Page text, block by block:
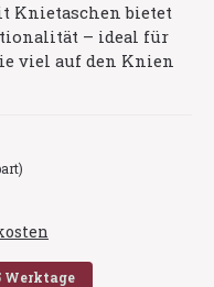
Knietaschen bietet
– ideal für
viel auf den Knien
Werktage